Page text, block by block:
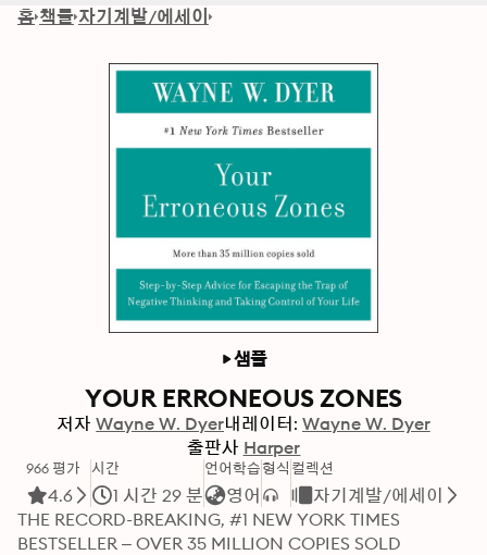
홈 책들 자기계발/에세이
샘플
YOUR ERRONEOUS ZONES
저자 Wayne W. Dyer내레이터: Wayne W. Dyer
출판사 Harper
966 평가
4.6
시간
1 시간 29 분
언어학습
영어
형식 컬렉션
자기계발/에세이
THE RECORD-BREAKING, #1 NEW YORK TIMES
BESTSELLER – OVER 35 MILLION COPIES SOLD